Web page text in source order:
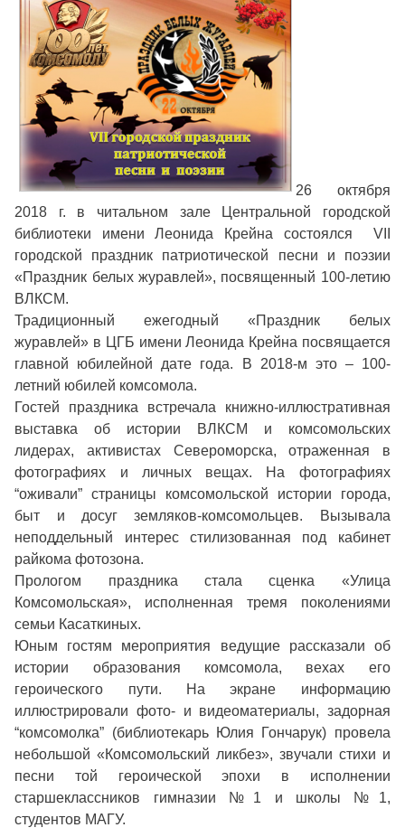
26 октября
2018 г. в читальном зале Центральной городской
библиотеки имени Леонида Крейна состоялся VII
городской праздник патриотической песни и поэзии
«Праздник белых журавлей», посвященный 100-летию
ВЛКСМ.
Традиционный ежегодный «Праздник белых
журавлей» в ЦГБ имени Леонида Крейна посвящается
главной юбилейной дате года. В 2018-м это – 100-
летний юбилей комсомола.
Гостей праздника встречала книжно-иллюстративная
выставка об истории ВЛКСМ и комсомольских
лидерах, активистах Североморска, отраженная в
фотографиях и личных вещах. На фотографиях
“оживали” страницы комсомольской истории города,
быт и досуг земляков-комсомольцев. Вызывала
неподдельный интерес стилизованная под кабинет
райкома фотозона.
Прологом праздника стала сценка «Улица
Комсомольская», исполненная тремя поколениями
семьи Касаткиных.
Юным гостям мероприятия ведущие рассказали об
истории образования комсомола, вехах его
героического пути. На экране информацию
иллюстрировали фото- и видеоматериалы, задорная
“комсомолка” (библиотекарь Юлия Гончарук) провела
небольшой «Комсомольский ликбез», звучали стихи и
песни той героической эпохи в исполнении
старшеклассников гимназии №1 и школы №1,
студентов МАГУ.